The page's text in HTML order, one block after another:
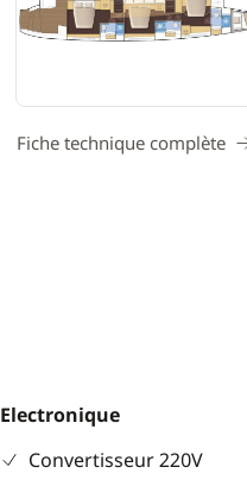
Fiche technique complète
Electronique
Convertisseur 220V